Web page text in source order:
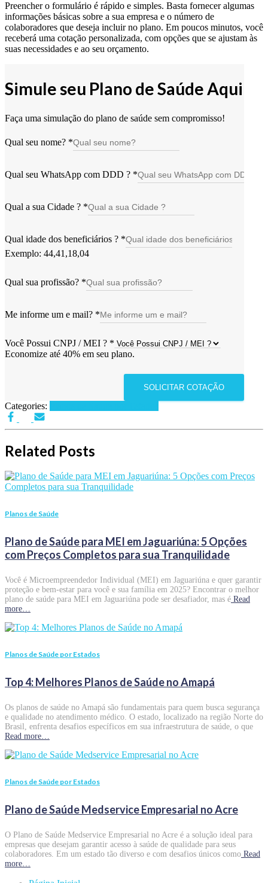
Preencher o formulário é rápido e simples. Basta fornecer algumas
informações básicas sobre a sua empresa e o número de
colaboradores que deseja incluir no plano. Em poucos minutos, você
receberá uma cotação personalizada, com opções que se ajustam às
suas necessidades e ao seu orçamento.
Simule seu Plano de Saúde Aqui
Faça uma simulação do plano de saúde sem compromisso!
Qual seu nome? *
Qual seu WhatsApp com DDD ? *
Qual a sua Cidade ? *
Qual idade dos beneficiários ? *
Exemplo: 44,41,18,04
Qual sua profissão? *
Me informe um e mail? *
Você Possui CNPJ / MEI ? *
Economize até 40% em seu plano.
SOLICITAR COTAÇÃO
Categories:
Related Posts
Planos de Saúde
Plano de Saúde para MEI em Jaguariúna: 5 Opções
com Preços Completos para sua Tranquilidade
Você é Microempreendedor Individual (MEI) em Jaguariúna e quer garantir
proteção e bem-estar para você e sua família em 2025? Encontrar o melhor
plano de saúde para MEI em Jaguariúna pode ser desafiador, mas é Read
more…
Planos de Saúde por Estados
Top 4: Melhores Planos de Saúde no Amapá
Os planos de saúde no Amapá são fundamentais para quem busca segurança
e qualidade no atendimento médico. O estado, localizado na região Norte do
Brasil, enfrenta desafios específicos em sua infraestrutura de saúde, o que
Read more…
Planos de Saúde por Estados
Plano de Saúde Medservice Empresarial no Acre
O Plano de Saúde Medservice Empresarial no Acre é a solução ideal para
empresas que desejam garantir acesso à saúde de qualidade para seus
colaboradores. Em um estado tão diverso e com desafios únicos como Read
more…